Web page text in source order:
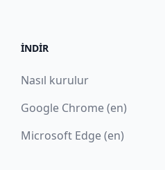
İNDIR
Nasıl kurulur
Google Chrome (en)
Microsoft Edge (en)